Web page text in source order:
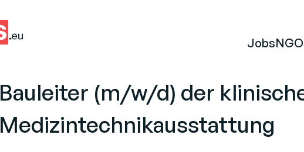
Jobs
Bauleiter (m/w/d) der
Medizintechnikausstattung